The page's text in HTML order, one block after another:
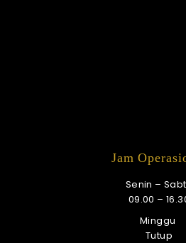
Jam
Senin –
09.00 –
Minggu
Tutup